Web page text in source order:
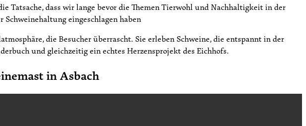
Tatsache, dass wir lange bevor die Themen Tierwohl und Nachhaltigkeit in der
eingeschlagen haben
die Besucher überrascht. Sie erleben Schweine, die entspannt in der
und gleichzeitig ein echtes Herzensprojekt des Eichhofs.
in Asbach